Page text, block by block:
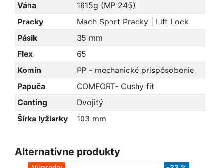
Váha
1615g (MP 245)
Pracky
Mach Sport Pracky | Lift Lock
Pásik
35 mm
Flex
65
Komín
PP - mechanické prispôsobenie
Papuča
COMFORT- Cushy fit
Canting
Dvojitý
Šírka lyžiarky
103 mm
Alternatívne produkty